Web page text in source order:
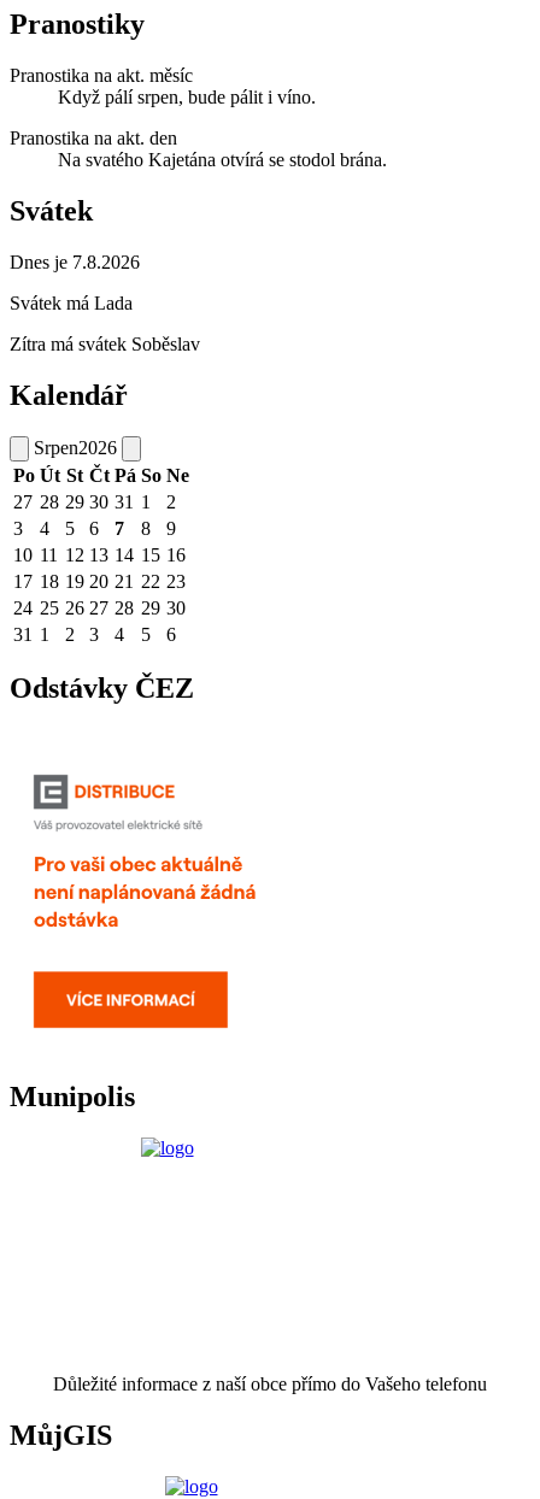
Pranostiky
Pranostika na akt. měsíc
Když pálí srpen, bude pálit i víno.
Pranostika na akt. den
Na svatého Kajetána otvírá se stodol brána.
Svátek
Dnes je 7.8.2026
Svátek má Lada
Zítra má svátek Soběslav
Kalendář
Srpen2026
Po Út St Čt Pá So Ne
27 28 29 30 31 1
2
3
4 5 6 7 8
9
10 11 12 13 14 15 16
17 18 19 20 21 22 23
24 25 26 27 28 29 30
31 1 2 3 4 5 6
Odstávky ČEZ
Munipolis
Důležité informace z naší obce přímo do Vašeho telefonu
MůjGIS